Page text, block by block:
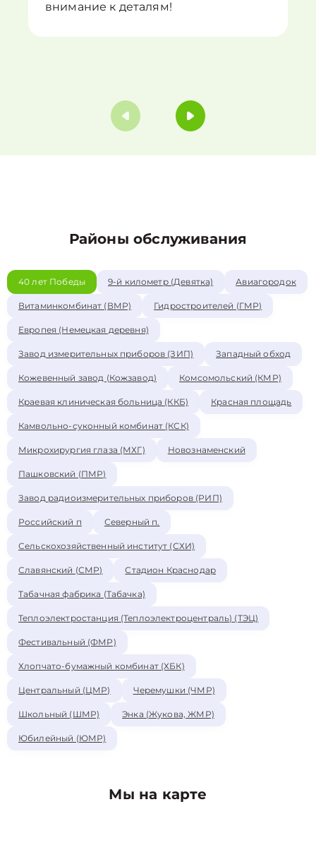
внимание к деталям!
Районы обслуживания
40 лет Победы 9-й километр (Девятка) Авиагородок
Витаминкомбинат (ВМР) Гидростроителей (ГМР)
Европея (Немецкая деревня)
Завод измерительных приборов (ЗИП) Западный обход
Кожевенный завод (Кожзавод) Комсомольский (КМР)
Краевая клиническая больница (ККБ) Красная площадь
Камвольно-суконный комбинат (КСК)
Микрохирургия глаза (МХГ) Новознаменский
Пашковский (ПМР)
Завод радиоизмерительных приборов (РИП)
Российский п Северный п.
Сельскохозяйственный институт (СХИ)
Славянский (СМР) Стадион Краснодар
Табачная фабрика (Табачка)
Теплоэлектростанция (Теплоэлектроцентраль) (ТЭЦ)
Фестивальный (ФМР)
Хлопчато-бумажный комбинат (ХБК)
Центральный (ЦМР) Черемушки (ЧМР)
Школьный (ШМР) Энка (Жукова, ЖМР)
Юбилейный (ЮМР)
Мы на карте